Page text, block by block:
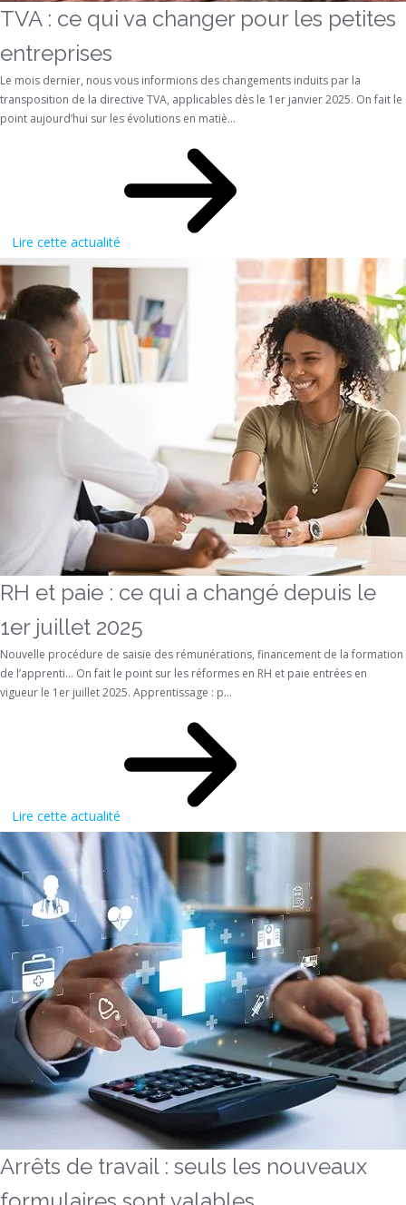
TVA : ce qui va changer pour les petites
entreprises
Le mois dernier, nous vous informions des changements induits par la
transposition de la directive TVA, applicables dès le 1er janvier 2025. On fait le
point aujourd’hui sur les évolutions en matiè...
Lire cette actualité
RH et paie : ce qui a changé depuis le
1er juillet 2025
Nouvelle procédure de saisie des rémunérations, financement de la formation
de l’apprenti… On fait le point sur les réformes en RH et paie entrées en
vigueur le 1er juillet 2025. Apprentissage : p...
Lire cette actualité
Arrêts de travail : seuls les nouveaux